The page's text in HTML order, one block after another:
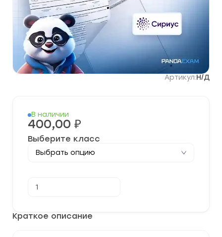
Артикул:Н/Д
Краткое описание
В наличии
400,00 ₽
Выберите класс
товара
этап
“Сириус”